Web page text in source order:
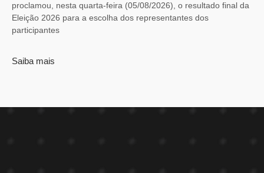
proclamou, nesta quarta-feira (05/08/2026), o resultado final da
Eleição 2026 para a escolha dos representantes dos
participantes
Saiba mais